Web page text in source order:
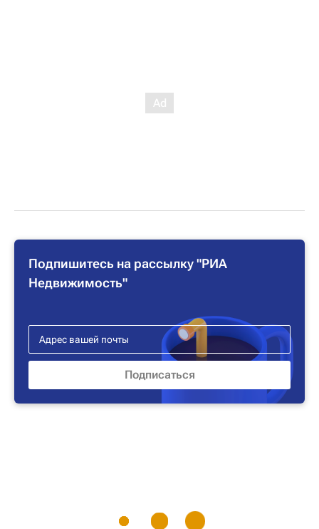
Подпишитесь на рассылку "РИА
Недвижимость"